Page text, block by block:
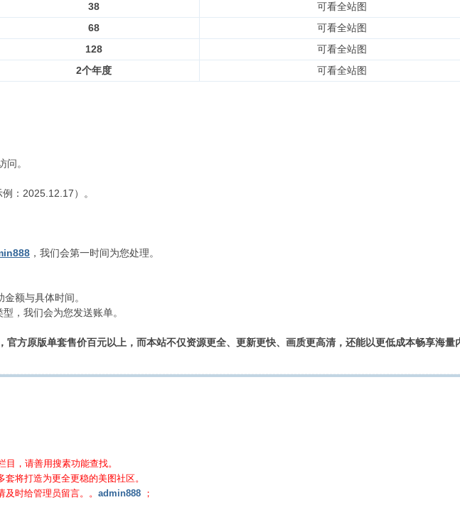
38
可看全站图
68
可看全站图
128
可看全站图
2个年度 可看全站图
。
：2025.12.17）。
，我们会第一时间为您处理。
额与具体时间。
，我们会为您发送账单。
方原版单套售价百元以上，而本站不仅资源更全、更新更快、画质更高清，还能以更低成本畅享海量
目，请善用搜素功能查找。
将打造为更全更稳的美图社区。
时给管理员留言。。 admin888 ；